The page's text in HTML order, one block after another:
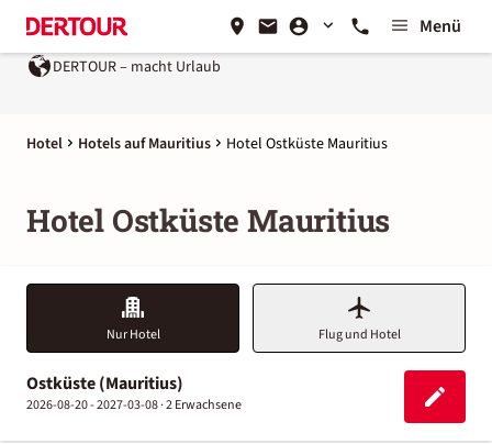
Menü
DERTOUR – macht Urlaub
Hotel Hotels auf Mauritius Hotel Ostküste Mauritius
Hotel Ostküste Mauritius
Nur Hotel Flug und Hotel
Ostküste (Mauritius)
2026-08-20 - 2027-03-08 ·2 Erwachsene